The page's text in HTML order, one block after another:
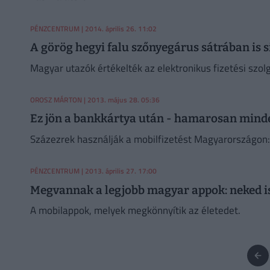
PÉNZCENTRUM | 2014. április 26. 11:02
A görög hegyi falu szőnyegárus sátrában
Magyar utazók értékelték az elektronikus fizetési
OROSZ MÁRTON | 2013. május 28. 05:36
Ez jön a bankkártya után - hamarosan
Százezrek használják a mobilfizetést
PÉNZCENTRUM | 2013. április 27. 17:00
Megvannak a legjobb magyar appok: neked
A mobilappok, melyek megkönnyítik az életedet.